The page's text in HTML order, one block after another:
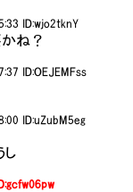
ID:wjo2tknY
かね？
ID:OEJEMFss
ID:uZubM5eg
し
ID:gcfw06pw